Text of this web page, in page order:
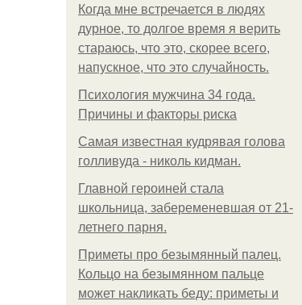
Когда мне встречается в людях
дурное, то долгое время я верить
стараюсь, что это, скорее всего,
напускное, что это случайность.
Психология мужчина 34 года.
Причины и факторы риска
Самая известная кудрявая голова
голливуда - николь кидман.
Главной героиней стала
школьница, забеременевшая от 21-
летнего парня.
Приметы про безымянный палец.
Кольцо на безымянном пальце
может накликать беду: приметы и